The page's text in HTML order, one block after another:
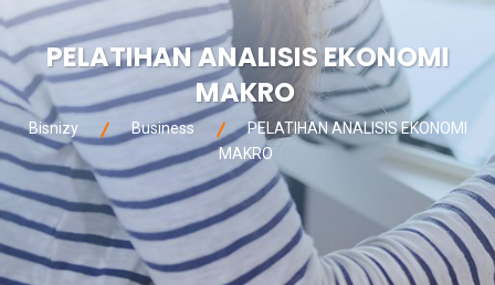
PELATIHAN ANALISIS EKONOMI
MAKRO
Bisnizy Business
PELATIHAN ANALISIS EKONOMI
MAKRO